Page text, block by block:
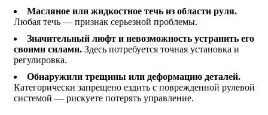
Масляное или жидкостное течь из области руля.
Любая течь — признак серьезной проблемы.
Значительный люфт и невозможность устранить его
своими силами. Здесь потребуется точная установка и
регулировка.
Обнаружили трещины или деформацию деталей.
Категорически запрещено ездить с поврежденной рулевой
системой — рискуете потерять управление.